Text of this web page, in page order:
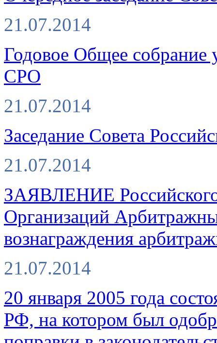
21.07.2014
Годовое Общее собрание
СРО
21.07.2014
Заседание Совета
21.07.2014
ЗАЯВЛЕНИЕ
Организаций
вознаграждения
21.07.2014
20 января 2005 года
РФ, на котором был